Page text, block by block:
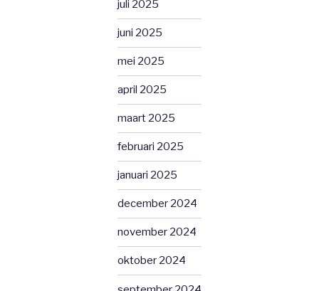
juli 2025
juni 2025
mei 2025
april 2025
maart 2025
februari 2025
januari 2025
december 2024
november 2024
oktober 2024